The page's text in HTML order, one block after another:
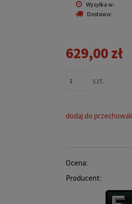
Wysyłka w:
Dostawa:
629,00 zł
szt.
dodaj do
Ocena:
Producent: